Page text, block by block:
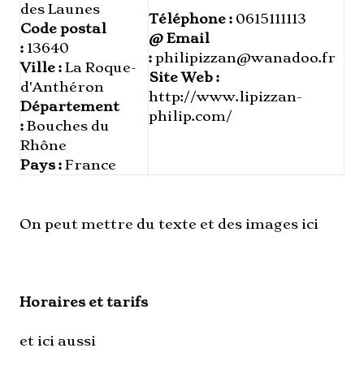
des Launes
Code postal
: 13640
Ville : La Roque-
d'Anthéron
Département
: Bouches du
Rhône
Pays : France
Téléphone : 0615111113
@ Email
: philipizzan@wanadoo.fr
Site Web :
http://www.lipizzan-
philip.com/
On peut mettre du texte et des images ici
Horaires et tarifs
et ici aussi